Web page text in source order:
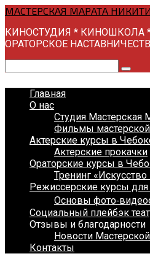
Перейти
контенту
МАСТЕРСКАЯ МАРАТА
КИНОСТУДИЯ * КИНОШКОЛА
ОРАТОРСКОЕ
Главная
О нас
Студия Мастерская
Фильмы мастерской
Актерские курсы в
Актерские прокачки
Ораторские курсы в
Тренинг «Искусство
Режиссерские курсы
Основы
Социальный плейбэк
Отзывы и благодарности
Новости Мастерской
Контакты